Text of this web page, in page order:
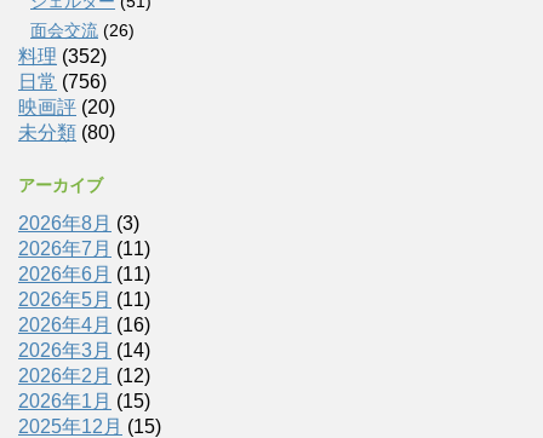
面会交流 (26)
料理 (352)
日常 (756)
映画評 (20)
未分類 (80)
アーカイブ
2026年8月 (3)
2026年7月 (11)
2026年6月 (11)
2026年5月 (11)
2026年4月 (16)
2026年3月 (14)
2026年2月 (12)
2026年1月 (15)
2025年12月 (15)